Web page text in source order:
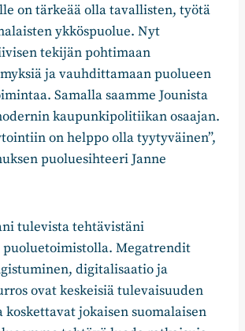
on tärkeää olla tavallisten, työtä
ykköspuolue. Nyt
tekijän pohtimaan
ja vauhdittamaan puolueen
Samalla saamme Jounista
kaupunkipolitiikan osaajan.
on helppo olla tyytyväinen”,
puoluesihteeri Janne
tulevista tehtävistäni
puoluetoimistolla. Megatrendit
digitalisaatio ja
ovat keskeisiä tulevaisuuden
koskettavat jokaisen suomalaisen